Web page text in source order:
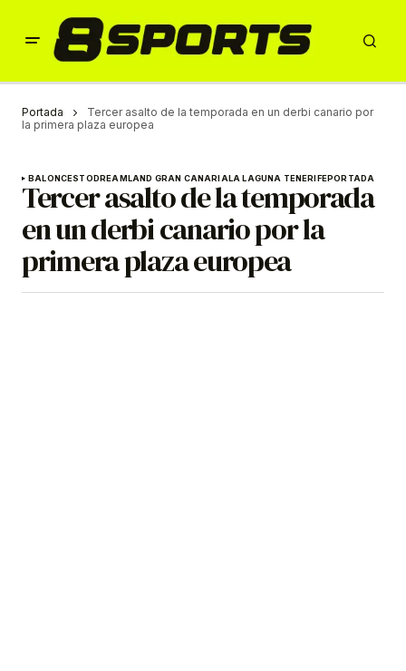
Portada
Tercer asalto de la temporada en un derbi canario por
la primera plaza europea
BALONCESTODREAMLAND GRAN CANARIALA LAGUNA TENERIFEPORTADA
Tercer asalto de la temporada
en un derbi canario por la
primera plaza europea